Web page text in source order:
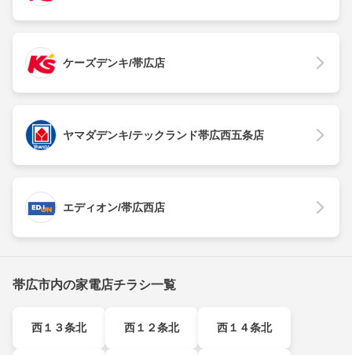
ケーズデンキ/帯広店
ヤマダデンキ/テックランド帯広西五条店
エディオン/帯広西店
帯広市内の家電店チラシ一覧
西１３条北 西１２条北 西１４条北